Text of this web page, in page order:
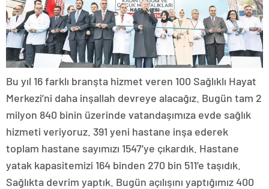
Bu yıl 16 farklı branşta hizmet veren 100 Sağlıklı Hayat
Merkezi’ni daha inşallah devreye alacağız. Bugün tam 2
milyon 840 binin üzerinde vatandaşımıza evde sağlık
hizmeti veriyoruz. 391 yeni hastane inşa ederek
toplam hastane sayımızı 1547’ye çıkardık. Hastane
yatak kapasitemizi 164 binden 270 bin 511’e taşıdık.
Sağlıkta devrim yaptık. Bugün açılışını yaptığımız 400